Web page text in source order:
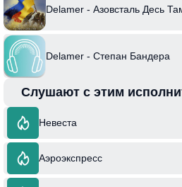
Delamer - Азовсталь Десь
Delamer - Степан Бандера
Слушают с этим
Невеста
Аэроэкспресс